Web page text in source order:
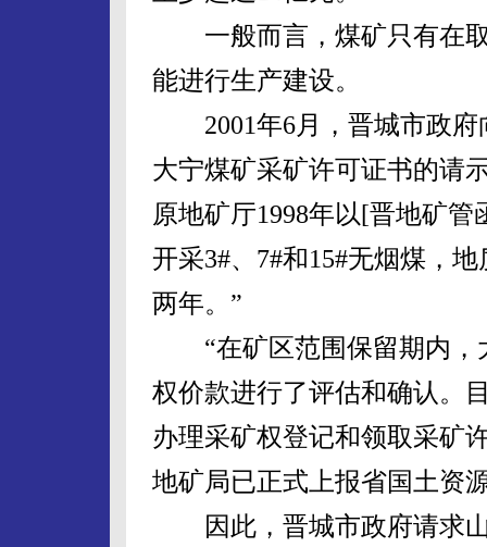
一般而言，煤矿只有在取
能进行生产建设。
2001年6月，晋城市政府
大宁煤矿采矿许可证书的请
原地矿厅1998年以[晋地矿
开采3#、7#和15#无烟煤，
两年。”
“在矿区范围保留期内，
权价款进行了评估和确认。
办理采矿权登记和领取采矿
地矿局已正式上报省国土资
因此，晋城市政府请求山